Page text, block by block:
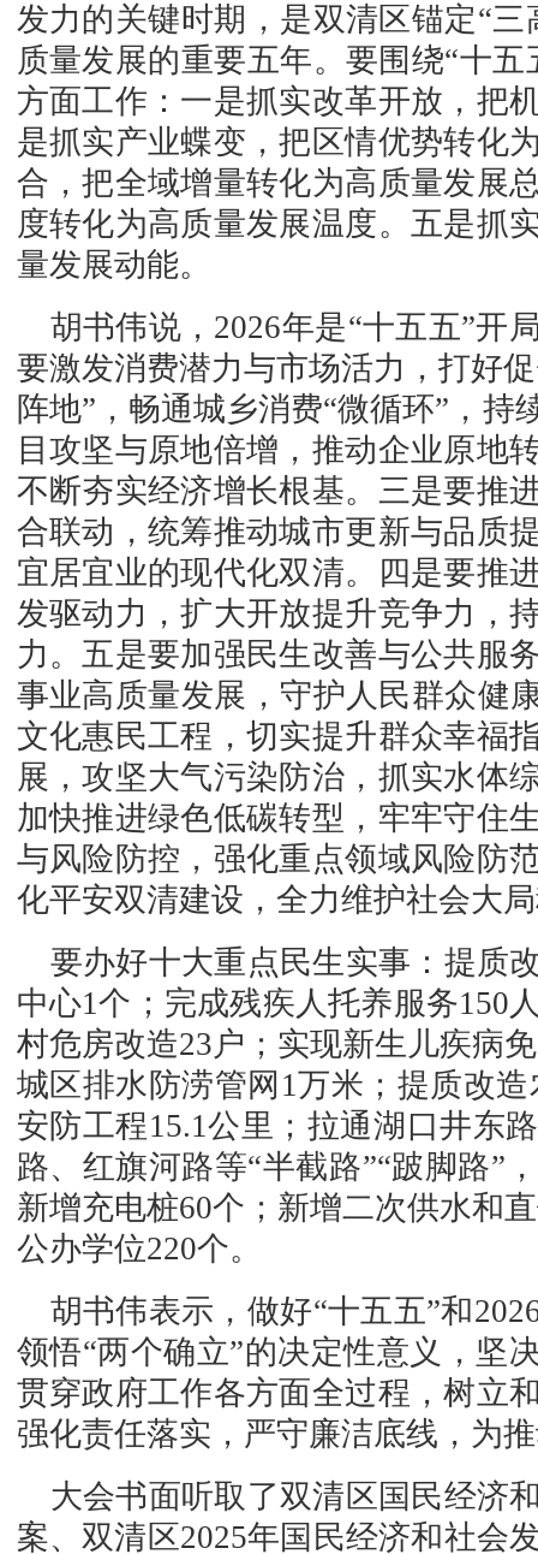
发力的关键时期，是双清区锚定“
质量发展的重要五年。要围绕“十
方面工作：一是抓实改革开放，把
是抓实产业蝶变，把区情优势转化
合，把全域增量转化为高质量发展
度转化为高质量发展温度。五是抓
量发展动能。
胡书伟说，2026年是“十五五”开
要激发消费潜力与市场活力，打好
阵地”，畅通城乡消费“微循环”，持
目攻坚与原地倍增，推动企业原地
不断夯实经济增长根基。 三是要推
合联动，统筹推动城市更新与品质
宜居宜业的现代化双清。
四是要推
发驱动力，扩大开放提升竞争力，
力。五是要加强民生改善与公共服
事业高质量发展，守护人民群众健
文化惠民工程，切实提升群众幸福
展，攻坚大气污染防治，抓实水体
加快推进绿色低碳转型，牢牢守住
与风险防控，强化重点领域风险防
化平安双清建设，全力维护社会大
要办好十大重点民生实事：提质
中心1个；完成残疾人托养服务150
村危房改造23户；实现新生儿疾病
城区排水防涝管网1万米；提质改
安防工程15.1公里；拉通湖口井东
路、红旗河路等“半截路”“跛脚路”
新增充电桩60个；新增二次供水和
公办学位220个。
胡书伟表示，做好“十五五”和
领悟“两个确立”的决定性意义，坚
贯穿政府工作各方面全过程，树立
强化责任落实，严守廉洁底线，为
大会书面听取了双清区国民经济
案、双清区2025年国民经济和社会